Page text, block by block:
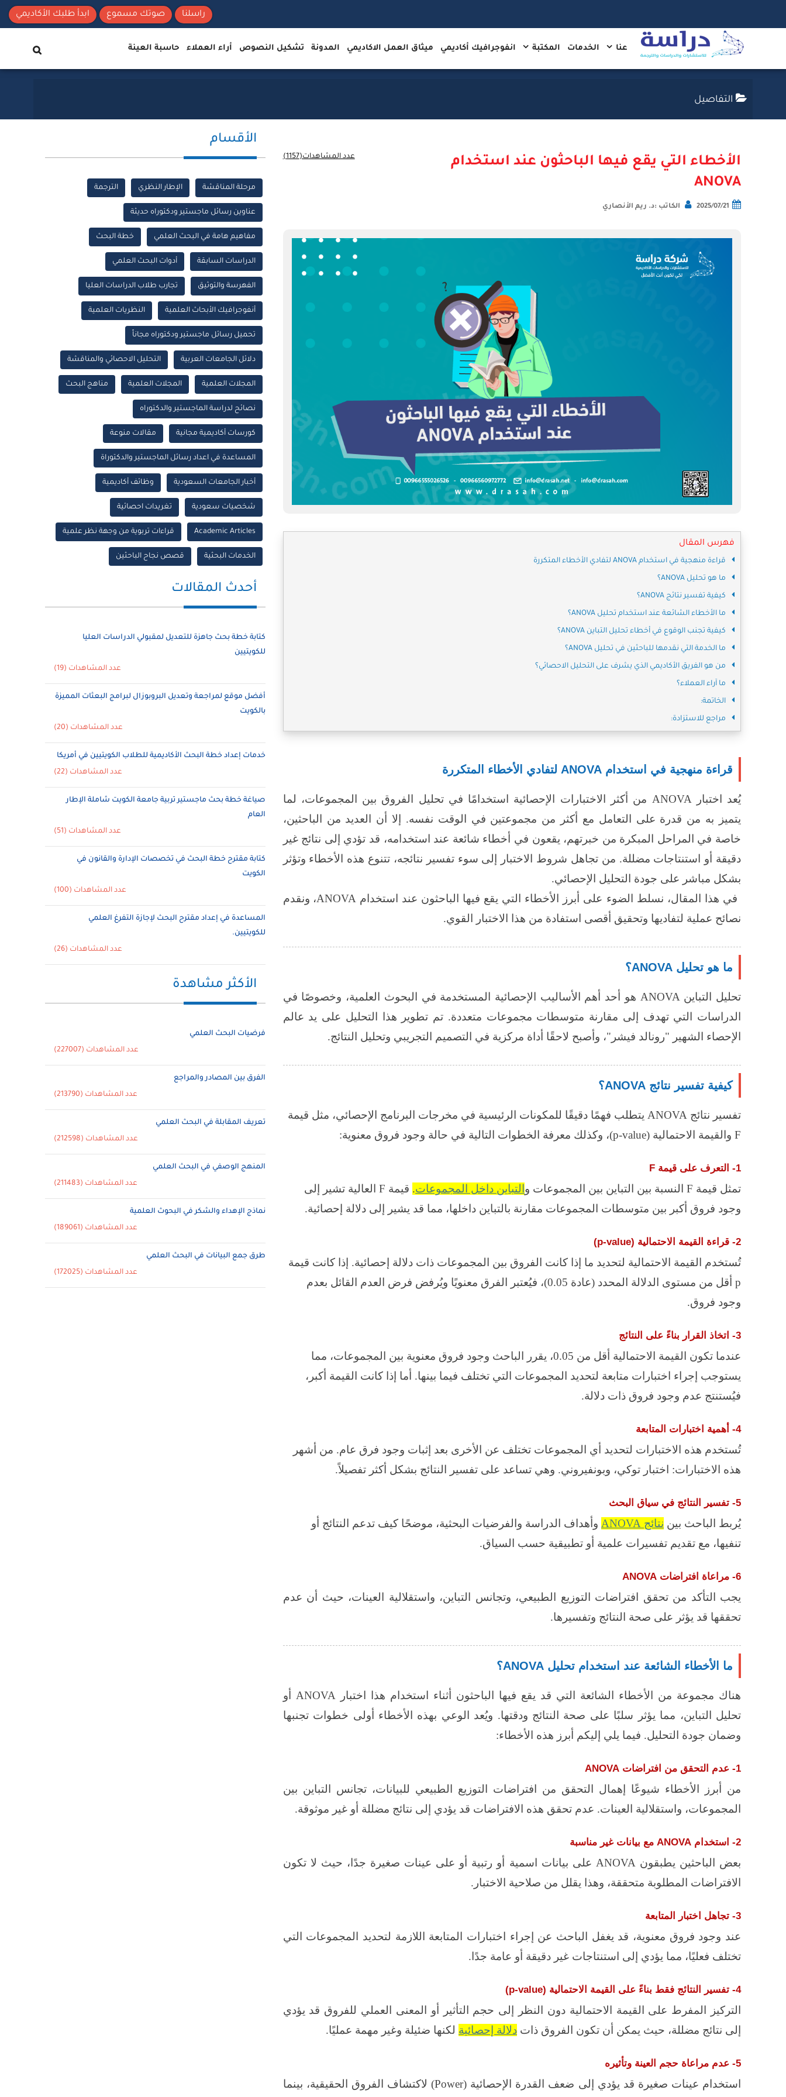
ابدأ طلبك الأكاديمي صوتك مسموع راسلنا
عنا الخدمات المكتبة انفوجرافيك أكاديمي ميثاق العمل الاكاديمي المدونة تشكيل النصوص أراء العملاء حاسبة العينة
التفاصيل
الأخطاء التي يقع فيها الباحثون عند استخدام
ANOVA
2025/07/21 الكاتب :د. ريم الأنصاري
عدد المشاهدات(1157)
فهرس المقال
قراءة منهجية في استخدام ANOVA لتفادي الأخطاء المتكررة
ما هو تحليل ANOVA؟
كيفية تفسير نتائج ANOVA؟
ما الأخطاء الشائعة عند استخدام تحليل ANOVA؟
كيفية تجنب الوقوع في أخطاء تحليل التباين ANOVA؟
ما الخدمة التي نقدمها للباحثين في تحليل ANOVA؟
من هو الفريق الأكاديمي الذي يشرف على التحليل الاحصائي؟
ما آراء العملاء؟
الخاتمة:
مراجع للاستزادة:
قراءة منهجية في استخدام ANOVA لتفادي الأخطاء المتكررة
يُعد اختبار ANOVA من أكثر الاختبارات الإحصائية استخدامًا في تحليل الفروق بين المجموعات، لما
يتميز به من قدرة على التعامل مع أكثر من مجموعتين في الوقت نفسه. إلا أن العديد من الباحثين،
خاصة في المراحل المبكرة من خبرتهم، يقعون في أخطاء شائعة عند استخدامه، قد تؤدي إلى نتائج غير
دقيقة أو استنتاجات مضللة. من تجاهل شروط الاختبار إلى سوء تفسير نتائجه، تتنوع هذه الأخطاء وتؤثر
بشكل مباشر على جودة التحليل الإحصائي.
في هذا المقال، نسلط الضوء على أبرز الأخطاء التي يقع فيها الباحثون عند استخدام ANOVA، ونقدم
نصائح عملية لتفاديها وتحقيق أقصى استفادة من هذا الاختبار القوي.
ما هو تحليل ANOVA؟
تحليل التباين ANOVA هو أحد أهم الأساليب الإحصائية المستخدمة في البحوث العلمية، وخصوصًا في
الدراسات التي تهدف إلى مقارنة متوسطات مجموعات متعددة. تم تطوير هذا التحليل على يد عالم
الإحصاء الشهير "رونالد فيشر"، وأصبح لاحقًا أداة مركزية في التصميم التجريبي وتحليل النتائج.
كيفية تفسير نتائج ANOVA؟
تفسير نتائج ANOVA يتطلب فهمًا دقيقًا للمكونات الرئيسية في مخرجات البرنامج الإحصائي، مثل قيمة
F والقيمة الاحتمالية (p-value)، وكذلك معرفة الخطوات التالية في حالة وجود فروق معنوية:
1- التعرف على قيمة F
تمثل قيمة F النسبة بين التباين بين المجموعات و التباين داخل المجموعات. قيمة F العالية تشير إلى
وجود فروق أكبر بين متوسطات المجموعات مقارنة بالتباين داخلها، مما قد يشير إلى دلالة إحصائية.
2- قراءة القيمة الاحتمالية ( p-value
)
تُستخدم القيمة الاحتمالية لتحديد ما إذا كانت الفروق بين المجموعات ذات دلالة إحصائية. إذا كانت قيمة
p
أقل من مستوى الدلالة المحدد (عادة 0.05)، فيُعتبر الفرق معنويًا ويُرفض فرض العدم القائل بعدم
وجود فروق.
3- اتخاذ القرار بناءً على النتائج
عندما تكون القيمة الاحتمالية أقل من 0.05، يقرر الباحث وجود فروق معنوية بين المجموعات، مما
يستوجب إجراء اختبارات متابعة لتحديد المجموعات التي تختلف فيما بينها. أما إذا كانت القيمة أكبر،
فيُستنتج عدم وجود فروق ذات دلالة.
4- أهمية اختبارات المتابعة
تُستخدم هذه الاختبارات لتحديد أي المجموعات تختلف عن الأخرى بعد إثبات وجود فرق عام. من أشهر
هذه الاختبارات: اختبار توكي، وبونفيروني. وهي تساعد على تفسير النتائج بشكل أكثر تفصيلاً.
5- تفسير النتائج في سياق البحث
يُربط الباحث بين نتائج ANOVA وأهداف الدراسة والفرضيات البحثية، موضحًا كيف تدعم النتائج أو
تنفيها، مع تقديم تفسيرات علمية أو تطبيقية حسب السياق.
6- مراعاة افتراضات ANOVA
يجب التأكد من تحقق افتراضات التوزيع الطبيعي، وتجانس التباين، واستقلالية العينات، حيث أن عدم
تحققها قد يؤثر على صحة النتائج وتفسيرها.
ما الأخطاء الشائعة عند استخدام تحليل ANOVA؟
هناك مجموعة من الأخطاء الشائعة التي قد يقع فيها الباحثون أثناء استخدام هذا اختبار ANOVA أو
تحليل التباين، مما يؤثر سلبًا على صحة النتائج ودقتها. ويُعد الوعي بهذه الأخطاء أولى خطوات تجنبها
وضمان جودة التحليل. فيما يلي إليكم أبرز هذه الأخطاء:
1- عدم التحقق من افتراضات ANOVA
من أبرز الأخطاء شيوعًا إهمال التحقق من افتراضات التوزيع الطبيعي للبيانات، تجانس التباين بين
المجموعات، واستقلالية العينات. عدم تحقق هذه الافتراضات قد يؤدي إلى نتائج مضللة أو غير موثوقة.
2- استخدام ANOVA مع بيانات غير مناسبة
بعض الباحثين يطبقون ANOVA على بيانات اسمية أو رتبية أو على عينات صغيرة جدًا، حيث لا تكون
الافتراضات المطلوبة متحققة، وهذا يقلل من صلاحية الاختبار.
3- تجاهل اختبار المتابعة
عند وجود فروق معنوية، قد يغفل الباحث عن إجراء اختبارات المتابعة اللازمة لتحديد المجموعات التي
تختلف فعليًا، مما يؤدي إلى استنتاجات غير دقيقة أو عامة جدًا.
4- تفسير النتائج فقط بناءً على القيمة الاحتمالية ( p-value
)
التركيز المفرط على القيمة الاحتمالية دون النظر إلى حجم التأثير أو المعنى العملي للفروق قد يؤدي
إلى نتائج مضللة، حيث يمكن أن تكون الفروق ذات دلالة إحصائية لكنها ضئيلة وغير مهمة عمليًا.
5- عدم مراعاة حجم العينة وتأثيره
استخدام عينات صغيرة قد يؤدي إلى ضعف القدرة الإحصائية (Power) لاكتشاف الفروق الحقيقية، بينما
الأقسام
مرحلة المناقشة الإطار النظري الترجمة
عناوين رسائل ماجستير ودكتوراه حديثة
مفاهيم هامة في البحث العلمي خطة البحث
الدراسات السابقة أدوات البحث العلمي
الفهرسة والتوثيق تجارب طلاب الدراسات العليا
أنفوجرافيك الأبحاث العلمية النظريات العلمية
تحميل رسائل ماجستير ودكتوراه مجاناً
دلائل الجامعات العربية التحليل الاحصائي والمناقشة
المجلات العلمية المجلات العلمية مناهج البحث
نصائح لدراسة الماجستير والدكتوراه
كورسات أكاديمية مجانية مقالات منوعة
المساعدة في اعداد رسائل الماجستير والدكتوراة
أخبار الجامعات السعودية وظائف أكاديمية
شخصيات سعودية تغريدات احصائية
Academic Articles قراءات تربوية من وجهة نظر علمية
الخدمات البحثية قصص نجاح الباحثين
أحدث المقالات
كتابة خطة بحث جاهزة للتعديل لمقبولي الدراسات العليا
للكويتيين
عدد المشاهدات (19)
أفضل موقع لمراجعة وتعديل البروبوزال لبرامج البعثات المميزة
بالكويت
عدد المشاهدات (20)
خدمات إعداد خطة البحث الأكاديمية للطلاب الكويتيين في أمريكا
عدد المشاهدات (22)
صياغة خطة بحث ماجستير تربية جامعة الكويت شاملة الإطار
العام
عدد المشاهدات (51)
كتابة مقترح خطة البحث في تخصصات الإدارة والقانون في
الكويت
عدد المشاهدات (100)
المساعدة في إعداد مقترح البحث لإجازة التفرغ العلمي
للكويتيين.
عدد المشاهدات (26)
الأكثر مشاهدة
فرضيات البحث العلمي
عدد المشاهدات (227007)
الفرق بين المصادر والمراجع
عدد المشاهدات (213790)
تعريف المقابلة في البحث العلمي
عدد المشاهدات (212598)
المنهج الوصفي في البحث العلمي
عدد المشاهدات (211483)
نماذج الإهداء والشكر في البحوث العلمية
عدد المشاهدات (189061)
طرق جمع البيانات في البحث العلمي
عدد المشاهدات (172025)